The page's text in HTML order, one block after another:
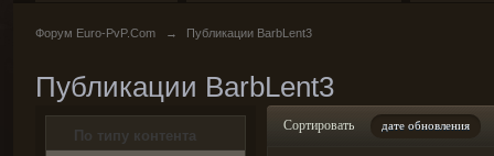
Форум Euro-PvP.Com → Публикации BarbLent3
Публикации BarbLent3
По типу контента
Сортировать дате обновления